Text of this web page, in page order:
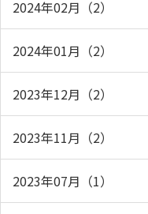
2024年02月（2）
2024年01月（2）
2023年12月（2）
2023年11月（2）
2023年07月（1）